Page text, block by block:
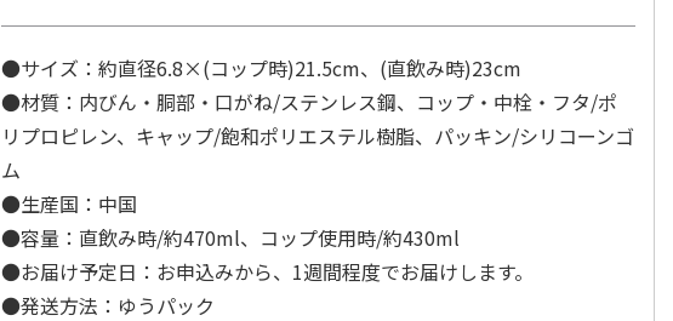
●サイズ：約直径6.8×(コップ時)21.5cm、(直飲み時)23cm
●材質：内びん・胴部・口がね/ステンレス鋼、コップ・中栓・フタ/ポ
リプロピレン、キャップ/飽和ポリエステル樹脂、パッキン/シリコーンゴ
ム
●生産国：中国
●容量：直飲み時/約470ml、コップ使用時/約430ml
●お届け予定日：お申込みから、1週間程度でお届けします。
●発送方法：ゆうパック